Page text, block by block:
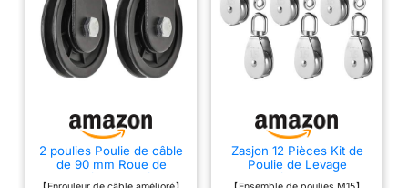
2 poulies Poulie de câble
de 90 mm Roue de
traction à rotation à 360
Zasjon 12 Pièces Kit de
Poulie de Levage
Pivotant à 360°, Charge